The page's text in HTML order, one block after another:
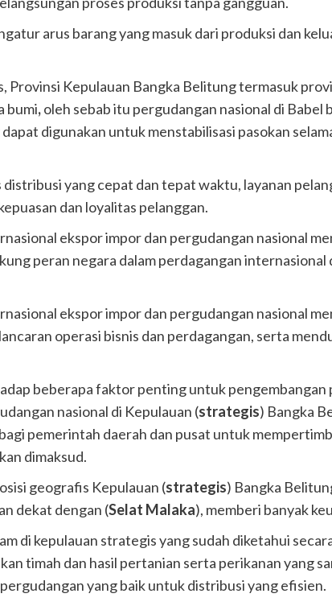
arus barang yang masuk dari produksi dan
Provinsi Kepulauan Bangka Belitung termasuk
bumi,oleh sebab itu pergudangan nasional di Babel
digunakan untuk menstabilisasi pasokan
distribusi yang cepat dan tepat waktu, layanan
dan loyalitas pelanggan.
ekspor impor dan pergudangan nasional
peran negara dalam perdagangan
ekspor impor dan pergudangan nasional
operasi bisnis dan perdagangan, serta
beberapa faktor penting untuk
nasional di Kepulauan (strategis) Bangka
pemerintah daerah dan pusat untuk
dimaksud.
geografis Kepulauan (strategis) Bangka
dekat dengan (Selat Malaka), memberi banyak
di kepulauan strategisyang sudah diketahui
timah dan hasil pertanian serta perikanan yang
yang baik untuk distribusi yang efisien.